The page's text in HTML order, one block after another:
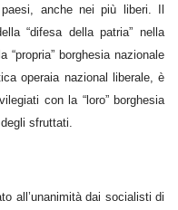
anche nei più liberi. Il
“difesa della patria” nella
“propria” borghesia nazionale
operaia nazional liberale, è
con la “loro” borghesia
sfruttati.
all’unanimità dai socialisti di